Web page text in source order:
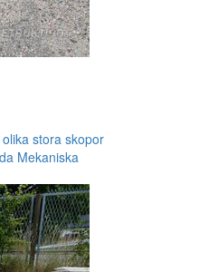
stora skopor
Mekaniska